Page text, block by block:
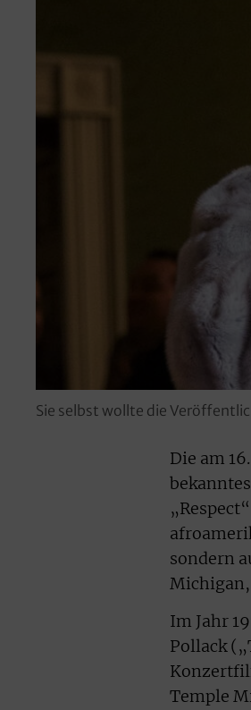
Sie selbst wollte die
Die am
sondern
Im Jahr
Pollack
Temple